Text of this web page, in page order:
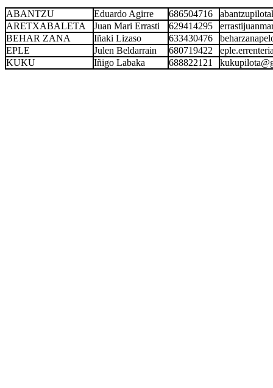
ABANTZU Eduardo Agirre 686504716
ARETXABALETA
Juan Mari Errasti 629414295
BEHAR ZANA
Iñaki Lizaso 633430476
EPLE
Julen Beldarrain 680719422
KUKU
Iñigo Labaka 688822121